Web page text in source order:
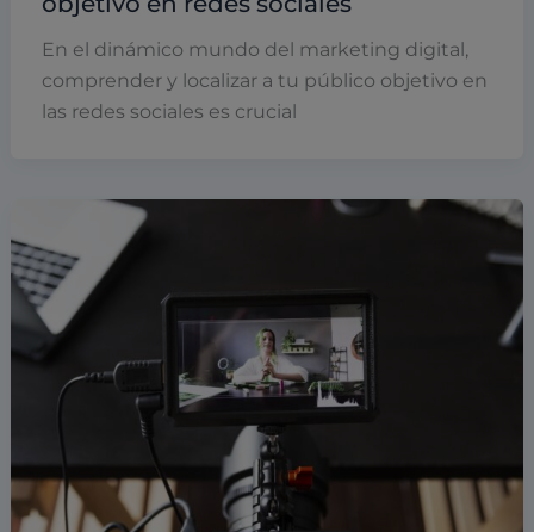
En el dinámico mundo del marketing digital,
comprender y localizar a tu público objetivo en
las redes sociales es crucial